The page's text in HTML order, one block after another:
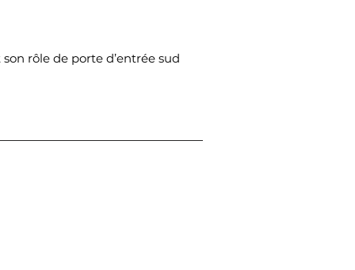
rôle de porte d’entrée sud